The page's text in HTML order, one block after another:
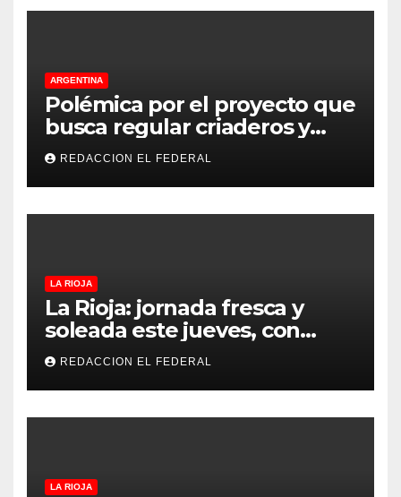
ARGENTINA
Polémica por el proyecto que
busca regular criaderos y
refugios de perros y gatos:
denuncian excesos, mientras
proteccionistas reclaman
controles más duros
REDACCION EL FEDERAL
LA RIOJA
La Rioja: jornada fresca y
soleada este jueves, con
temperaturas estables para
el viernes
REDACCION EL FEDERAL
LA RIOJA